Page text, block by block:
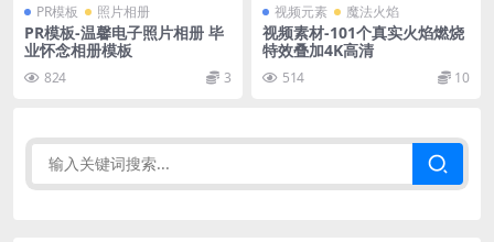
PR模板 照片相册
PR模板-温馨电子照片相册 毕
业怀念相册模板
824 3
视频元素 魔法火焰
视频素材-101个真实火焰燃烧
特效叠加4K高清
514 10